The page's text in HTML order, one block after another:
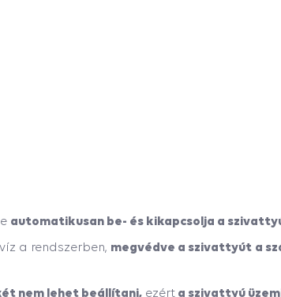
automatikusan be- és kikapcsolja a
a rendszerben, megvédve a szivattyút a
nem lehet beállítani, ezért a szivattyú